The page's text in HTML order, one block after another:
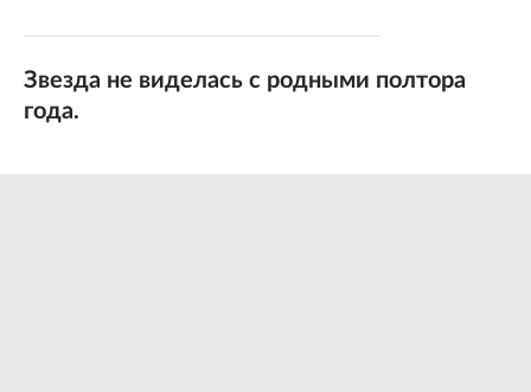
Звезда не виделась с родными полтора
года.